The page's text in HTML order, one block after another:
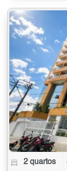
2 quartos